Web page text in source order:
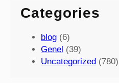
Categories
blog (6)
Genel (39)
Uncategorized (780)